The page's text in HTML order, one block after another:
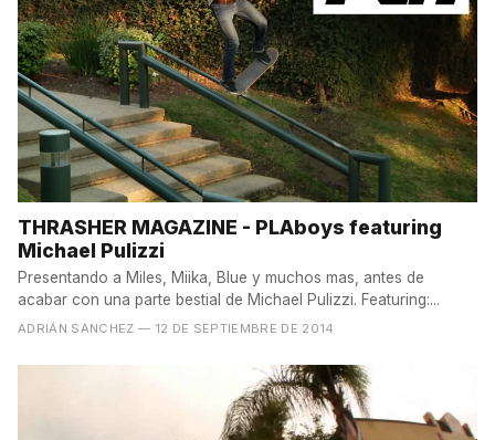
THRASHER MAGAZINE - PLAboys featuring
Michael Pulizzi
Presentando a Miles, Miika, Blue y muchos mas, antes de
acabar con una parte bestial de Michael Pulizzi. Featuring:...
ADRIÁN SANCHEZ — 12 DE SEPTIEMBRE DE 2014